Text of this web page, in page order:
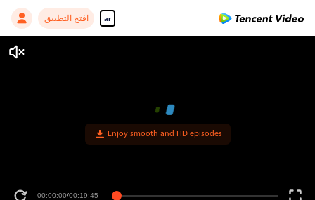
ar افتح التطبيق
Enjoy smooth and HD episodes
00:00:00/00:19:45